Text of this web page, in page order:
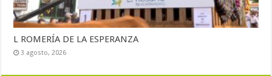
L ROMERÍA DE LA ESPERANZA
3 agosto, 2026